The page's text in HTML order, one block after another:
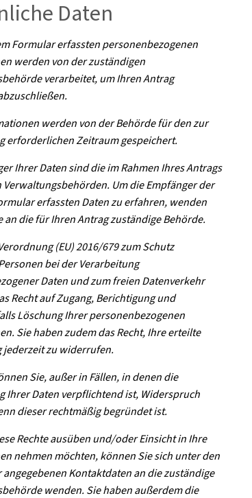
Daten
Formular erfassten personenbezogenen
werden von der zuständigen
verarbeitet, um Ihren Antrag
werden von der Behörde für den zur
erforderlichen Zeitraum gespeichert.
Ihrer Daten sind die im Rahmen Ihres Antrags
Um die Empfänger der
erfassten Daten zu erfahren, wenden
an die für Ihren Antrag zuständige Behörde.
(EU) 2016/679 zum Schutz
bei der Verarbeitung
Daten und zum freien Datenverkehr
Recht auf Zugang, Berichtigung und
Löschung Ihrer personenbezogenen
Sie haben zudem das Recht, Ihre erteilte
jederzeit zu widerrufen.
Sie, außer in Fällen, in denen die
Ihrer Daten verpflichtend ist, Widerspruch
dieser rechtmäßig begründet ist.
Rechte ausüben und/oder Einsicht in Ihre
nehmen möchten, können Sie sich unter den
Kontaktdaten an die zuständige
wenden. Sie haben außerdem die